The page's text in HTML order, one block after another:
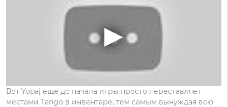
Вот Yopaj еще до начала игры просто переставляет
местами Tango в инвентаре, тем самым вынуждая всю